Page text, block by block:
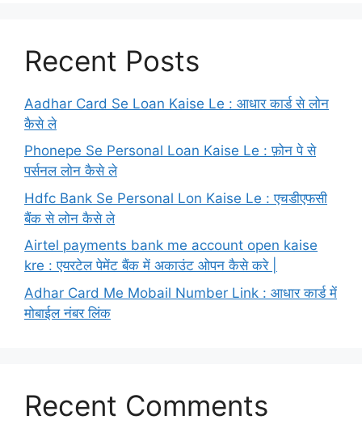
Recent Posts
Aadhar Card Se Loan Kaise Le : आधार कार्ड से लोन
कैसे ले
Phonepe Se Personal Loan Kaise Le : फ़ोन पे से
पर्सनल लोन कैसे ले
Hdfc Bank Se Personal Lon Kaise Le : एचडीएफसी
बैंक से लोन कैसे ले
Airtel payments bank me account open kaise
kre : एयरटेल पेमेंट बैंक में अकाउंट ओपन कैसे करे |
Adhar Card Me Mobail Number Link : आधार कार्ड में
मोबाईल नंबर लिंक
Recent Comments